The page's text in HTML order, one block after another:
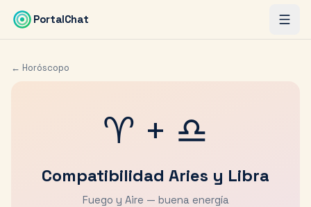
Saltar al contenido principal
PortalChat
← Horóscopo
♈ + ♎
Compatibilidad Aries y Libra
Fuego y Aire — buena energía